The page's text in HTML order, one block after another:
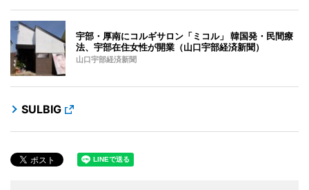
宇部・厚南にコルギサロン「ミコル」 韓国発・民間療
法、宇部在住女性が開業（山口宇部経済新聞）
山口宇部経済新聞
SULBIG